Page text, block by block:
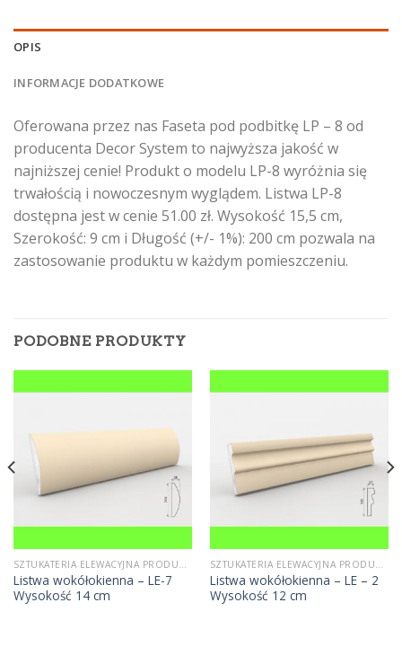
OPIS
INFORMACJE DODATKOWE
Oferowana przez nas Faseta pod podbitkę LP – 8 od
producenta Decor System to najwyższa jakość w
najniższej cenie! Produkt o modelu LP-8 wyróżnia się
trwałością i nowoczesnym wyglądem. Listwa LP-8
dostępna jest w cenie 51.00 zł. Wysokość 15,5 cm,
Szerokość: 9 cm i Długość (+/- 1%): 200 cm pozwala na
zastosowanie produktu w każdym pomieszczeniu.
PODOBNE PRODUKTY
SZTUKATERIA ELEWACYJNA PRODUCENT
Listwa wokółokienna – LE-7
Wysokość 14 cm
SZTUKATERIA ELEWACYJNA PRODUCENT
Listwa wokółokienna – LE – 2
Wysokość 12 cm